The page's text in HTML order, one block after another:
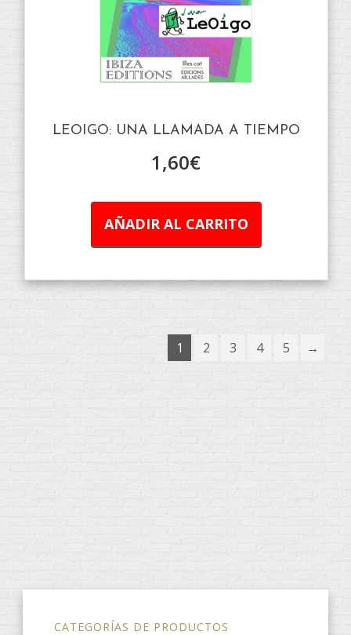
LEOIGO: UNA LLAMADA A TIEMPO
1,60€
AÑADIR AL CARRITO
1 2 3 4 5 →
CATEGORÍAS DE PRODUCTOS